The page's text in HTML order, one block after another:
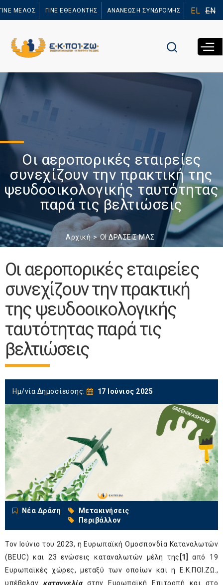
προς το
ΜΕΛΟΣ ΓΙΝΕ ΕΘΕΛΟΝΤΗΣ ΑΝΑΝΕΩΣΗ ΣΥΝΔΡΟΜΗΣ EL EN
Οι αεροπορικές εταιρείες
συνεχίζουν την πρακτική της
ψευδοοικολογικής ταυτότητας
παρά τις βελτιώσεις
Αρχική ΟΙ ΔΡΑΣΕΙΣ ΜΑΣ
Οι αεροπορικές εταιρείες
συνεχίζουν την πρακτική
της ψευδοοικολογικής
ταυτότητας παρά τις
βελτιώσεις
Ημ/νία Δημοσίευσης: 17 Ιούνιος 2025
Νέα Δράση
Μετακινήσεις
Περιβάλλον
Τον Ιούνιο του 2023, η Ευρωπαϊκή Ομοσπονδία Καταναλωτών
(BEUC) και 23 ενώσεις καταναλωτών μέλη της [1]
από 19
Ευρωπαϊκές χώρες, μεταξύ των οποίων και η Ε.Κ.ΠΟΙ.ΖΩ.,
υπέβαλαν καταγγελίαστην Ευρωπαϊκή Επιτροπή και στο